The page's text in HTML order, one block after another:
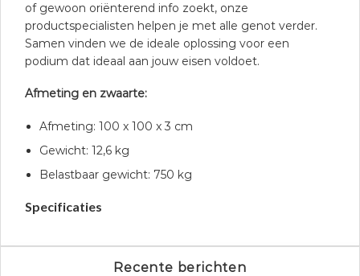
of gewoon oriënterend info zoekt, onze
productspecialisten helpen je met alle genot verder.
Samen vinden we de ideale oplossing voor een
podium dat ideaal aan jouw eisen voldoet.
Afmeting en zwaarte:
Afmeting: 100 x 100 x 3 cm
Gewicht: 12,6 kg
Belastbaar gewicht: 750 kg
Specificaties
Recente berichten